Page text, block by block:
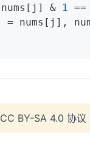
nums[j] & 1 ==
CC BY-SA 4.0 协议